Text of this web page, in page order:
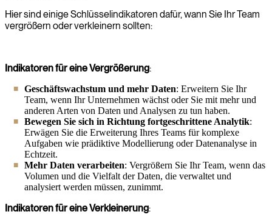
Hier sind einige Schlüsselindikatoren dafür, wann Sie Ihr Team
vergrößern oder verkleinern sollten:
Indikatoren für eine Vergrößerung:
Geschäftswachstum und mehr Daten: Erweitern Sie Ihr
Team, wenn Ihr Unternehmen wächst oder Sie mit mehr und
anderen Arten von Daten und Analysen zu tun haben.
Bewegen Sie sich in Richtung fortgeschrittene Analytik:
Erwägen Sie die Erweiterung Ihres Teams für komplexe
Aufgaben wie prädiktive Modellierung oder Datenanalyse in
Echtzeit.
Mehr Daten verarbeiten: Vergrößern Sie Ihr Team, wenn das
Volumen und die Vielfalt der Daten, die verwaltet und
analysiert werden müssen, zunimmt.
Indikatoren für eine Verkleinerung: